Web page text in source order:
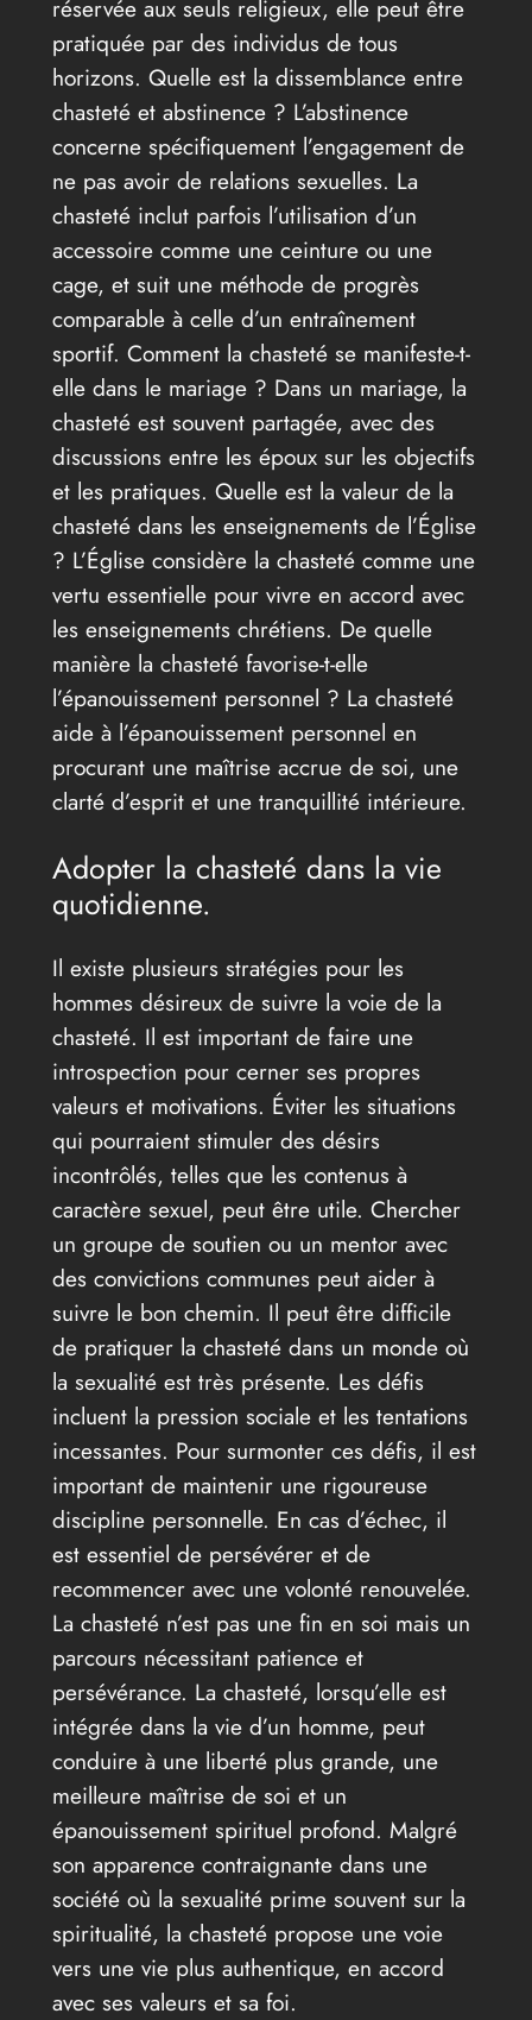
réservée aux seuls religieux, elle peut être
pratiquée par des individus de tous
horizons. Quelle est la dissemblance entre
chasteté et abstinence ? L’abstinence
concerne spécifiquement l’engagement de
ne pas avoir de relations sexuelles. La
chasteté inclut parfois l’utilisation d’un
accessoire comme une ceinture ou une
cage, et suit une méthode de progrès
comparable à celle d’un entraînement
sportif. Comment la chasteté se manifeste-t-
elle dans le mariage ? Dans un mariage, la
chasteté est souvent partagée, avec des
discussions entre les époux sur les objectifs
et les pratiques. Quelle est la valeur de la
chasteté dans les enseignements de l’Église
? L’Église considère la chasteté comme une
vertu essentielle pour vivre en accord avec
les enseignements chrétiens. De quelle
manière la chasteté favorise-t-elle
l’épanouissement personnel ? La chasteté
aide à l’épanouissement personnel en
procurant une maîtrise accrue de soi, une
clarté d’esprit et une tranquillité intérieure.
Adopter la chasteté dans la vie
quotidienne.
Il existe plusieurs stratégies pour les
hommes désireux de suivre la voie de la
chasteté. Il est important de faire une
introspection pour cerner ses propres
valeurs et motivations. Éviter les situations
qui pourraient stimuler des désirs
incontrôlés, telles que les contenus à
caractère sexuel, peut être utile. Chercher
un groupe de soutien ou un mentor avec
des convictions communes peut aider à
suivre le bon chemin. Il peut être difficile
de pratiquer la chasteté dans un monde où
la sexualité est très présente. Les défis
incluent la pression sociale et les tentations
incessantes. Pour surmonter ces défis, il est
important de maintenir une rigoureuse
discipline personnelle. En cas d’échec, il
est essentiel de persévérer et de
recommencer avec une volonté renouvelée.
La chasteté n’est pas une fin en soi mais un
parcours nécessitant patience et
persévérance. La chasteté, lorsqu’elle est
intégrée dans la vie d’un homme, peut
conduire à une liberté plus grande, une
meilleure maîtrise de soi et un
épanouissement spirituel profond. Malgré
son apparence contraignante dans une
société où la sexualité prime souvent sur la
spiritualité, la chasteté propose une voie
vers une vie plus authentique, en accord
avec ses valeurs et sa foi.